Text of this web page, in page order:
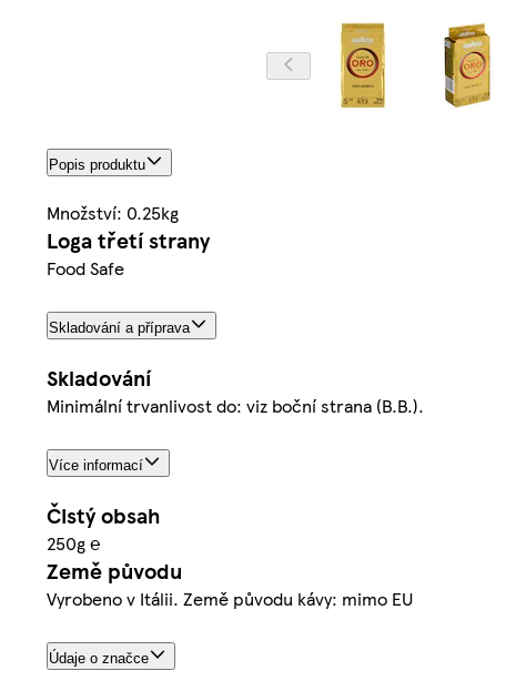
Popis produktu
Množství: 0.25kg
Loga třetí strany
Food Safe
Skladování a příprava
Skladování
Minimální trvanlivost do: viz boční strana (B.B.).
Více informací
Čistý obsah
250g ℮
Země původu
Vyrobeno v Itálii. Země původu kávy: mimo EU
Údaje o značce